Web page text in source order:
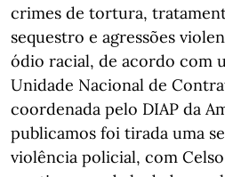
crimes de tortura,
sequestro e agressões
ódio racial, de acordo com
Unidade Nacional de
coordenada pelo DIAP da
publicamos foi tirada uma
violência policial, com